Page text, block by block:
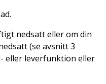
nedsatt eller om din
(se avsnitt 3
eller leverfunktion eller